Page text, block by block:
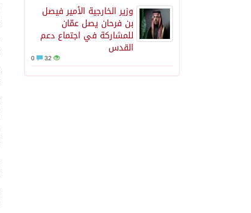
وزير الخارجية الأمير فيصل
بن فرحان يصل عمّان
للمشاركة في اجتماع دعم
القدس
32